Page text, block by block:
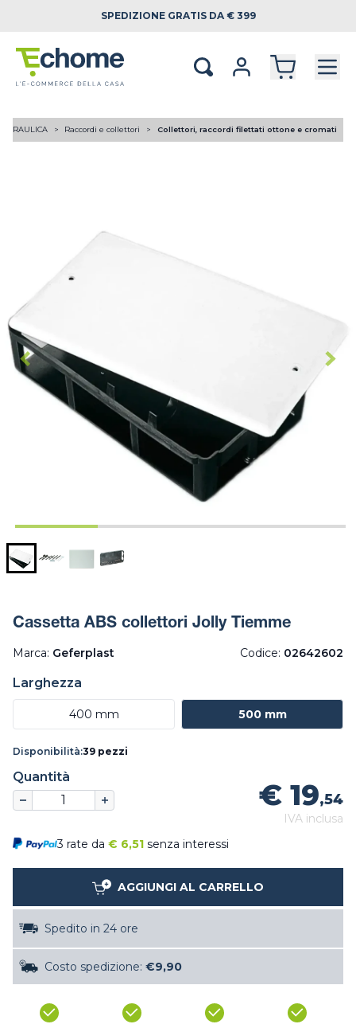
SPEDIZIONE GRATIS DA € 399
Raccordi e collettori Collettori, raccordi filettati ottone e cromati
Cassetta ABS collettori Jolly Tiemme
Marca: Geferplast Codice: 02642602
Larghezza
400 mm 500 mm
Disponibilità:39 pezzi
Quantità
€ 19,54
IVA inclusa
3 rate da € 6,51 senza interessi
AGGIUNGI AL CARRELLO
Spedito in 24 ore
Costo spedizione: €9,90